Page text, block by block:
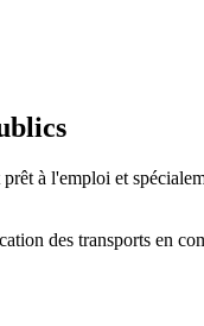
à l'emploi et
des transports en